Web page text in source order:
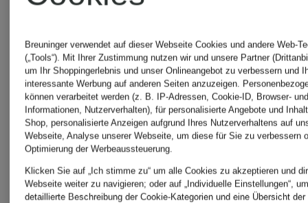
HANRO
HERNO
Herrlicher
ROSSI
Hosen
Theory
Breuninger verwendet auf dieser Webseite Cookies und andere Web-
(„Tools“). Mit Ihrer Zustimmung nutzen wir und unsere Partner
um Ihr Shoppingerlebnis und unser Onlineangebot zu verbessern und
interessante Werbung auf anderen Seiten anzuzeigen.
können verarbeitet werden (z. B. IP-Adressen, Cookie-ID, Browser-
Informationen, Nutzerverhalten), für personalisierte Angebote und
Shop, personalisierte Anzeigen aufgrund Ihres Nutzerverhaltens auf
Webseite, Analyse unserer Webseite, um diese für Sie zu verbessern
Optimierung der Werbeaussteuerung.
Klicken Sie auf „Ich stimme zu“ um alle Cookies zu akzeptieren und
Webseite weiter zu navigieren; oder auf „Individuelle Einstellungen“,
detaillierte Beschreibung der Cookie-Kategorien und eine Übersicht